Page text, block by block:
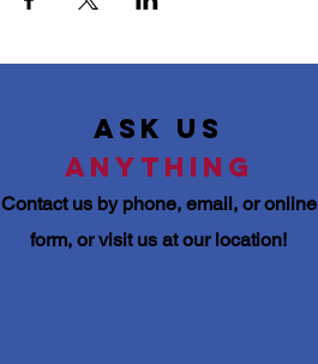
Ask Us
Anything
Contact us byphone, email, or online
form, or visit us at our location!